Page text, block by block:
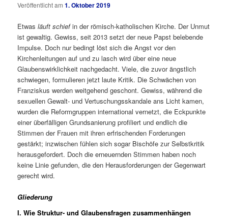
Veröffentlicht am1. Oktober 2019
Etwasläuft schiefin der römisch-katholischen Kirche. Der Unmut
ist gewaltig. Gewiss, seit 2013 setzt der neue Papst belebende
Impulse. Doch nur bedingt löst sich die Angst vor den
Kirchenleitungen auf und zu lasch wird über eine neue
Glaubenswirklichkeit nachgedacht. Viele, die zuvor ängstlich
schwiegen, formulieren jetzt laute Kritik. Die Schwächen von
Franziskus werden weitgehend geschont. Gewiss, während die
sexuellen Gewalt- und Vertuschungsskandale ans Licht kamen,
wurden die Reformgruppen international vernetzt, die Eckpunkte
einer überfälligen Grundsanierung profiliert und endlich die
Stimmen der Frauen mit ihren erfrischenden Forderungen
gestärkt; inzwischen fühlen sich sogar Bischöfe zur Selbstkritik
herausgefordert. Doch die erneuernden Stimmen haben noch
keine Linie gefunden, die den Herausforderungen der Gegenwart
gerecht wird.
Gliederung
I.Wie Struktur- und Glaubensfragen zusammenhängen